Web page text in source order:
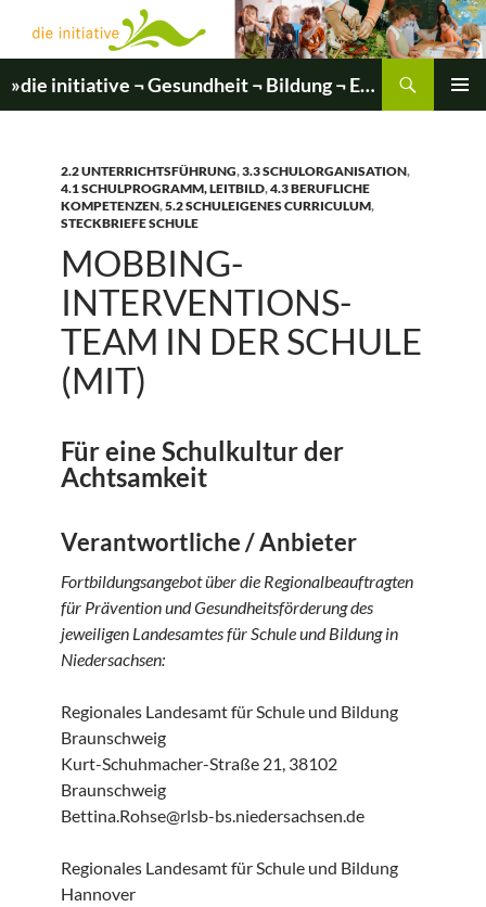
Inhalt
springen
»die initiative ¬ Gesundheit ¬ Bildung ¬ Entwicklung«
2.2 UNTERRICHTSFÜHRUNG,3.3 SCHULORGANISATION,
4.1 SCHULPROGRAMM, LEITBILD,4.3 BERUFLICHE
KOMPETENZEN,5.2 SCHULEIGENES CURRICULUM,
STECKBRIEFE SCHULE
MOBBING-
INTERVENTIONS-
TEAM IN DER SCHULE
(MIT)
Für eine Schulkultur der
Achtsamkeit
Verantwortliche / Anbieter
Fortbildungsangebot über die Regionalbeauftragten
für Prävention und Gesundheitsförderung des
jeweiligen Landesamtes für Schule und Bildung in
Niedersachsen:
Regionales Landesamt für Schule und Bildung
Braunschweig
Kurt-Schuhmacher-Straße 21, 38102
Braunschweig
Bettina.Rohse@rlsb-bs.niedersachsen.de
Regionales Landesamt für Schule und Bildung
Hannover